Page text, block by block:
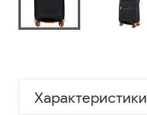
Характеристики